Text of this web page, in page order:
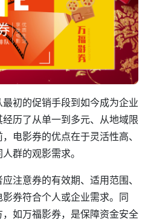
初的促销手段到如今成为企业
历了从单一到多元、从地域限
电影券的优点在于灵活性高、
群的观影需求。
注意券的有效期、适用范围、
券符合个人或企业需求。同
如万福影券，是保障资金安全